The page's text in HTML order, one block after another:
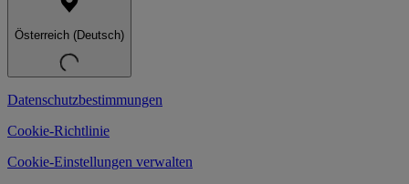
Österreich (Deutsch)
Datenschutzbestimmungen
Cookie-Richtlinie
Cookie-Einstellungen verwalten